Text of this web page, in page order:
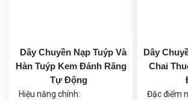
Dây Chuyền Nạp Tuýp Và
Hàn Tuýp Kem Đánh Răng
Tự Động
Hiệu năng chính:
Dây
Chai
Đặc điểm